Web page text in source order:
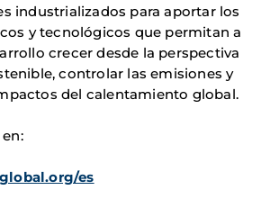
industrializados para aportar los
y tecnológicos que permitan a
crecer desde la perspectiva
controlar las emisiones y
del calentamiento global.
es